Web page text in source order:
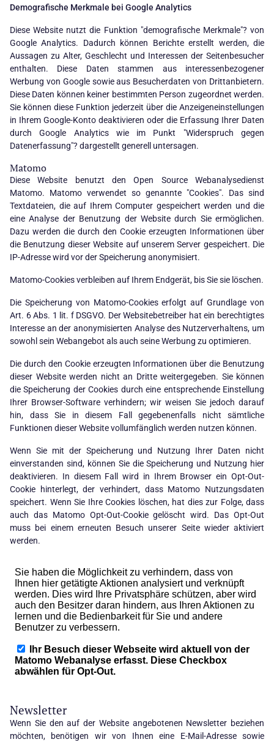
Demografische Merkmale bei Google Analytics
Diese Website nutzt die Funktion "demografische Merkmale"? von
Google Analytics. Dadurch können Berichte erstellt werden, die
Aussagen zu Alter, Geschlecht und Interessen der Seitenbesucher
enthalten. Diese Daten stammen aus interessenbezogener
Werbung von Google sowie aus Besucherdaten von Drittanbietern.
Diese Daten können keiner bestimmten Person zugeordnet werden.
Sie können diese Funktion jederzeit über die Anzeigeneinstellungen
in Ihrem Google-Konto deaktivieren oder die Erfassung Ihrer Daten
durch Google Analytics wie im Punkt "Widerspruch gegen
Datenerfassung"? dargestellt generell untersagen.
Matomo
Diese Website benutzt den Open Source Webanalysedienst
Matomo. Matomo verwendet so genannte "Cookies". Das sind
Textdateien, die auf Ihrem Computer gespeichert werden und die
eine Analyse der Benutzung der Website durch Sie ermöglichen.
Dazu werden die durch den Cookie erzeugten Informationen über
die Benutzung dieser Website auf unserem Server gespeichert. Die
IP-Adresse wird vor der Speicherung anonymisiert.
Matomo-Cookies verbleiben auf Ihrem Endgerät, bis Sie sie löschen.
Die Speicherung von Matomo-Cookies erfolgt auf Grundlage von
Art. 6 Abs. 1 lit. f DSGVO. Der Websitebetreiber hat ein berechtigtes
Interesse an der anonymisierten Analyse des Nutzerverhaltens, um
sowohl sein Webangebot als auch seine Werbung zu optimieren.
Die durch den Cookie erzeugten Informationen über die Benutzung
dieser Website werden nicht an Dritte weitergegeben. Sie können
die Speicherung der Cookies durch eine entsprechende Einstellung
Ihrer Browser-Software verhindern; wir weisen Sie jedoch darauf
hin, dass Sie in diesem Fall gegebenenfalls nicht sämtliche
Funktionen dieser Website vollumfänglich werden nutzen können.
Wenn Sie mit der Speicherung und Nutzung Ihrer Daten nicht
einverstanden sind, können Sie die Speicherung und Nutzung hier
deaktivieren. In diesem Fall wird in Ihrem Browser ein Opt-Out-
Cookie hinterlegt, der verhindert, dass Matomo Nutzungsdaten
speichert. Wenn Sie Ihre Cookies löschen, hat dies zur Folge, dass
auch das Matomo Opt-Out-Cookie gelöscht wird. Das Opt-Out
muss bei einem erneuten Besuch unserer Seite wieder aktiviert
werden.
Newsletter
Wenn Sie den auf der Website angebotenen Newsletter beziehen
möchten, benötigen wir von Ihnen eine E-Mail-Adresse sowie